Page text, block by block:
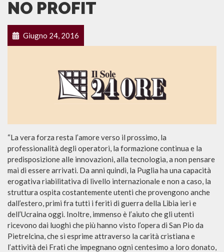
NO PROFIT
Giugno 24, 2016
“La vera forza resta l’amore verso il prossimo, la
professionalità degli operatori, la formazione continua e la
predisposizione alle innovazioni, alla tecnologia, a non pensare
mai di essere arrivati. Da anni quindi, la Puglia ha una capacità
erogativa riabilitativa di livello internazionale e non a caso, la
struttura ospita costantemente utenti che provengono anche
dall’estero, primi fra tutti i feriti di guerra della Libia ieri e
dell’Ucraina oggi. Inoltre, immenso è l’aiuto che gli utenti
ricevono dai luoghi che più hanno visto l’opera di San Pio da
Pietrelcina, che si esprime attraverso la carità cristiana e
l’attività dei Frati che impegnano ogni centesimo a loro donato,